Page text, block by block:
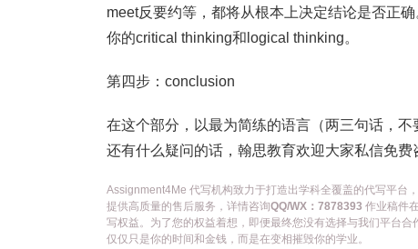
meet反要约等，都将从根本上决定结论是否正
你的critical thinking和logical thinking。
第四步：conclusion
在这个部分，以最为简练的语言（两三句话，
还有什么疑问的话，翰思教育欢迎大家私信免费
Assignment4Me 代写机构致力于打造出学科全覆盖的代写平台
提供高质量的售后服务，详情咨询QQ/WX：7878393 作业稿件
写权益。为了您的权益着想，即便最终您没有选择与我们平台
仅仅只是你的时间和金钱，而是在变相摧毁你的学业。